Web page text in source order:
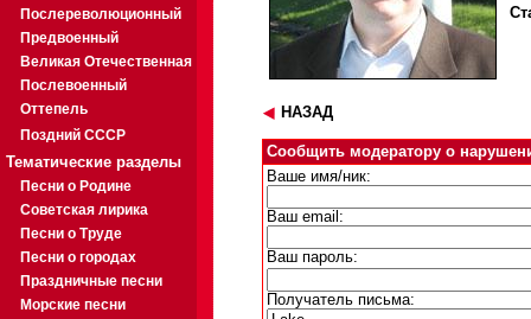
Послереволюционный
Предвоенный
Великая Отечественная
Послевоенный
Оттепель
Поздний СССР
Тематические разделы
Песни о Родине
Советская лирика
Песни о Труде
Песни о городах
Праздничные песни
Морские песни
НАЗАД
Сообщить модератору о
Ваше имя/ник:
Ваш email:
Ваш пароль:
Получатель письма: